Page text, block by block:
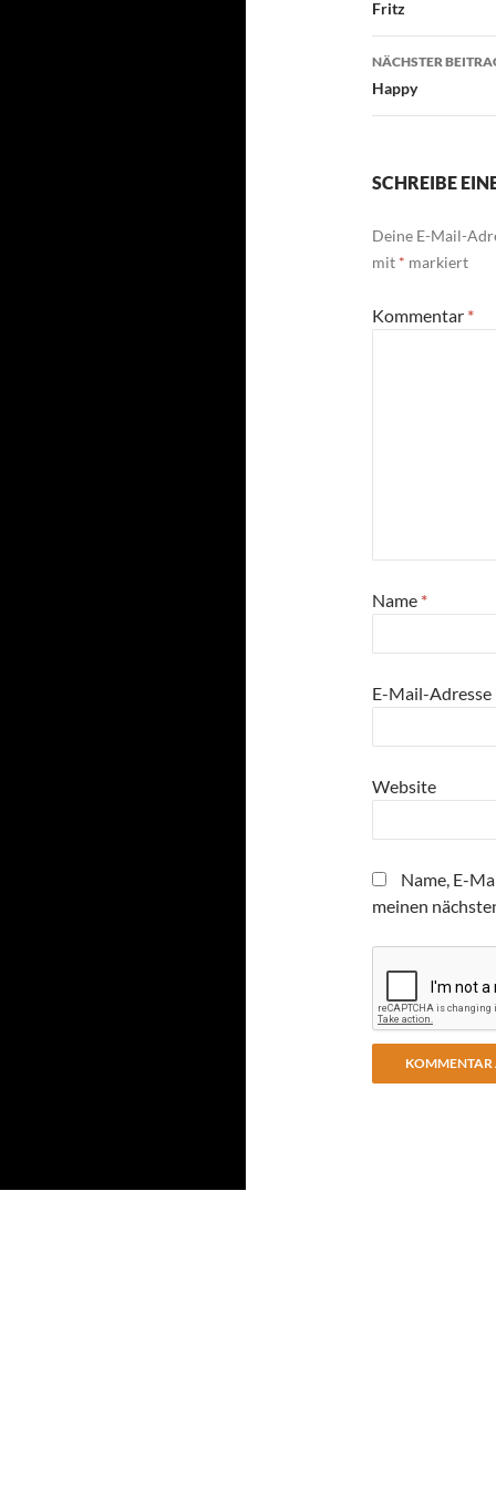
Fritz
NÄCHSTER
Happy
SCHREIBE
Deine E-Mail-
mit * markiert
Kommentar *
Name *
E-Mail-Adresse
Website
Name, E-
meinen